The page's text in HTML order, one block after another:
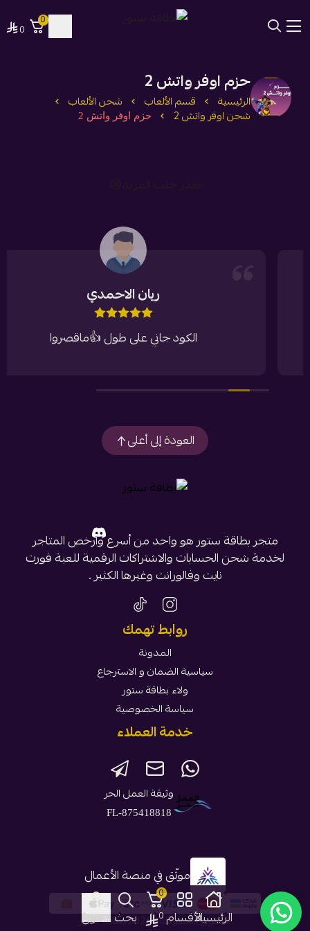
0
0
الرئيسيةالأقسام
0
0 بحثدخول
حزم اوفر واتش 2
الرئيسية قسم الألعاب شحن الألعاب
شحن اوفر واتش 2 حزم اوفر واتش 2
ريان الاحمدي
الكود جاني على طول 👍ماقصروا
العودة إلى أعلى
متجر بطاقة ستور هو واحد من أسرع وأرخص المتاجر
لخدمة شحن الحسابات والاشتراكات الرقمية للعبة فورت
نايت وفالورانت وغيرها الكثير .
روابط تهمك
المدونة
سياسية الضمان و الاسترجاع
ولاء بطاقة ستور
سياسة الخصوصية
خدمة العملاء
وثيقة العمل الحر
FL-875418818
موثّق في منصة الأعمال
الحقوق محفوظة | 2026 بطاقة ستور
1